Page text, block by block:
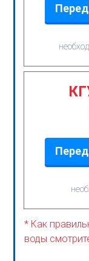
* Как
воды